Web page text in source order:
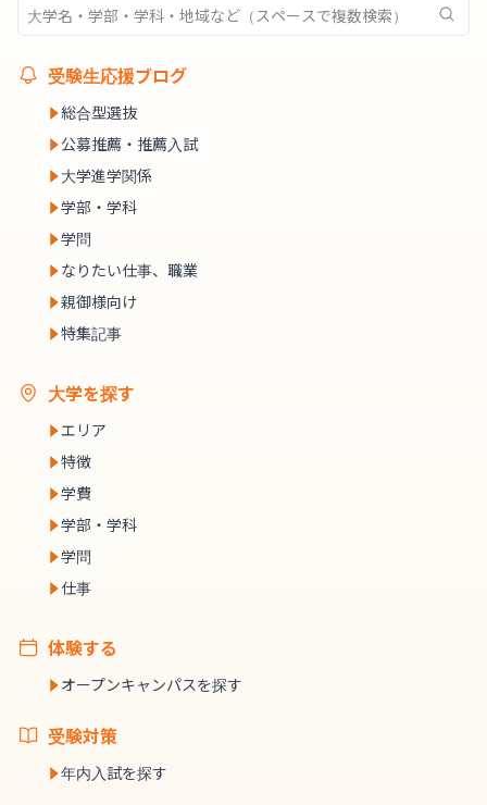
受験生応援ブログ
総合型選抜
公募推薦・推薦入試
大学進学関係
学部・学科
学問
なりたい仕事、職業
親御様向け
特集記事
大学を探す
エリア
特徴
学費
学部・学科
学問
仕事
体験する
オープンキャンパスを探す
受験対策
年内入試を探す